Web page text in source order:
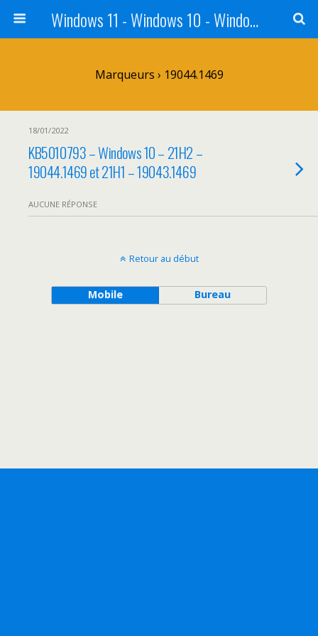
Windows 11 - Windows 10 - Windows 8 - Windows 7 - VISTA
Marqueurs › 19044.1469
18/01/2022
KB5010793 – Windows 10 – 21H2 –
19044.1469 et 21H1 – 19043.1469
AUCUNE RÉPONSE
Retour au début
Mobile Bureau